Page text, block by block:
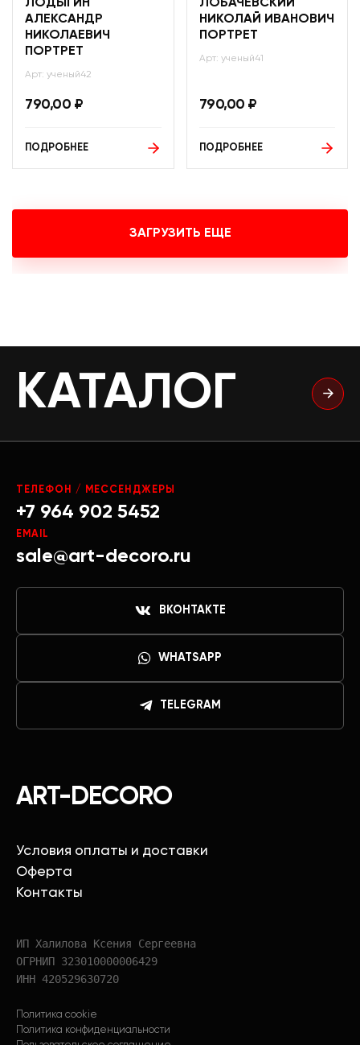
ЛОДЫГИН
АЛЕКСАНДР
НИКОЛАЕВИЧ
ПОРТРЕТ
Арт: ученый42
790,00 ₽
ПОДРОБНЕЕ
ЛОБАЧЕВСКИЙ
НИКОЛАЙ ИВАНОВИЧ
ПОРТРЕТ
Арт: ученый41
790,00 ₽
ПОДРОБНЕЕ
ЗАГРУЗИТЬ ЕЩЕ
КАТАЛОГ
ART-DECORO
Условия оплаты и доставки
Оферта
Контакты
ИП Халилова Ксения Сергеевна
ОГРНИП 323010000006429
ИНН 420529630720
Политика cookie
Политика конфиденциальности
ТЕЛЕФОН / МЕССЕНДЖЕРЫ
+7 964 902 5452
EMAIL
sale@art-decoro.ru
ВКОНТАКТЕ
WHATSAPP
TELEGRAM